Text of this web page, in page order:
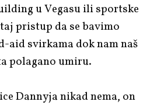
u Vegasu ili sportske
pristup da se bavimo
aid svirkama dok nam naš
polagano umiru.
Dannyja nikad nema, on